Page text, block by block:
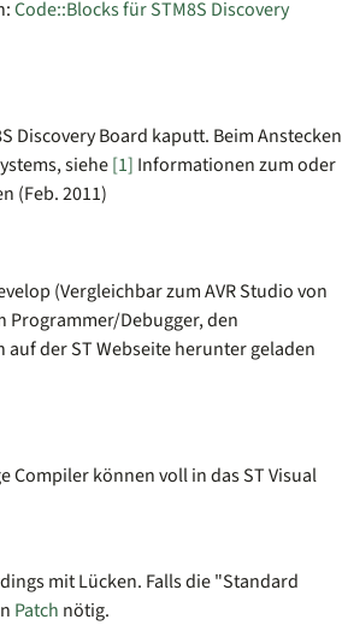
Code::Blocks für STM8S Discovery
Discovery Board kaputt. Beim Anstecken
siehe[1] Informationen zum oder
(Feb. 2011)
(Vergleichbar zum AVR Studio von
Programmer/Debugger, den
der ST Webseite herunter geladen
Compiler können voll in das ST Visual
mit Lücken. Falls die "Standard
Patch nötig.